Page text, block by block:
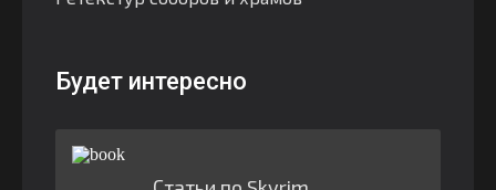
Будет интересно